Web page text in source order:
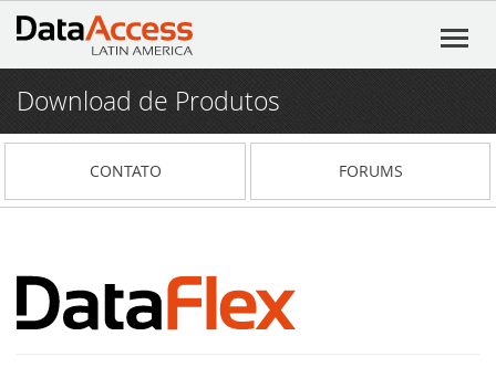
Download de Produtos
CONTATO FORUMS
Início
DataFlex
Dynamic AI
Serviços
Pacote de Serviços Exclusivos
DataFlex Learning Center
Notícias